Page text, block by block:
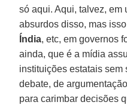
só aqui. Aqui, talvez, em
absurdos disso, mas
Índia, etc, em governos
ainda, que é a mídia
instituições estatais sem
debate, de
para carimbar decisões